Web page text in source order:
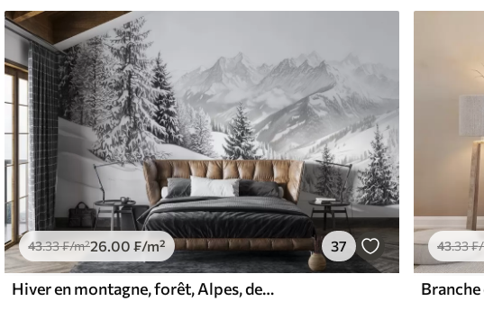
43.33₣/m²26.00 ₣/m² 37
Hiver en montagne, forêt, Alpes, dessin au crayon, paysages de nature
43.33₣/